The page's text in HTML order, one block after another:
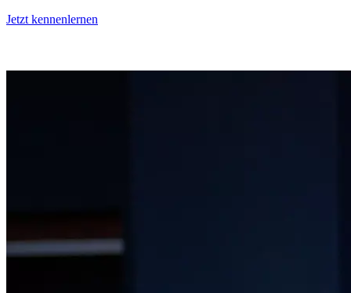
Jetzt kennenlernen